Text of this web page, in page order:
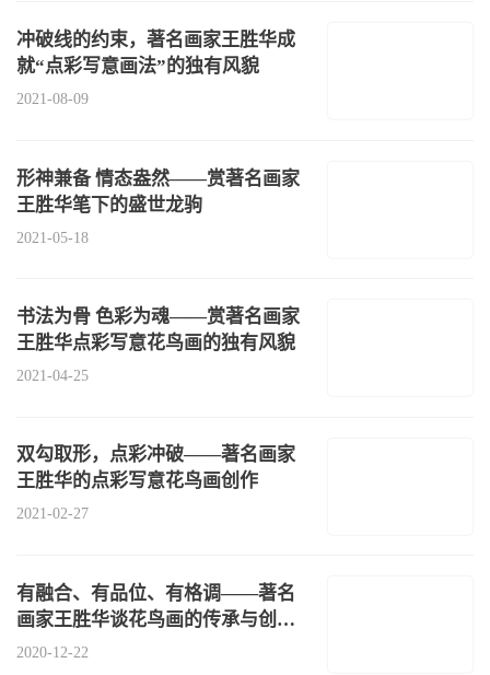
冲破线的约束，著名画家王胜华成
就“点彩写意画法”的独有风貌
2021-08-09
形神兼备 情态盎然——赏著名画家
王胜华笔下的盛世龙驹
2021-05-18
书法为骨 色彩为魂——赏著名画家
王胜华点彩写意花鸟画的独有风貌
2021-04-25
双勾取形，点彩冲破——著名画家
王胜华的点彩写意花鸟画创作
2021-02-27
有融合、有品位、有格调——著名
画家王胜华谈花鸟画的传承与创新
之路
2020-12-22